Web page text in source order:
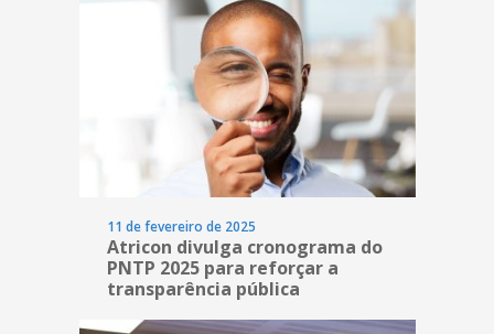
11 de fevereiro de 2025
Atricon divulga cronograma do
PNTP 2025 para reforçar a
transparência pública